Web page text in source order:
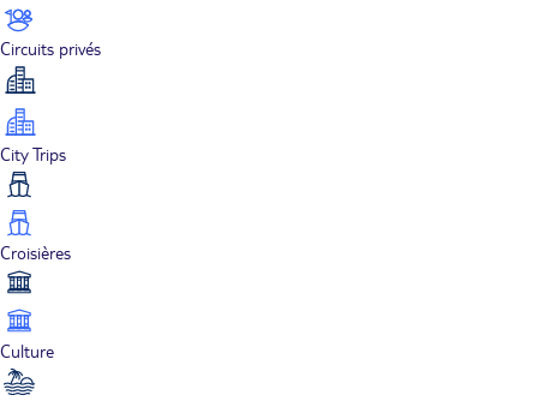
Circuits privés
City Trips
Croisières
Culture